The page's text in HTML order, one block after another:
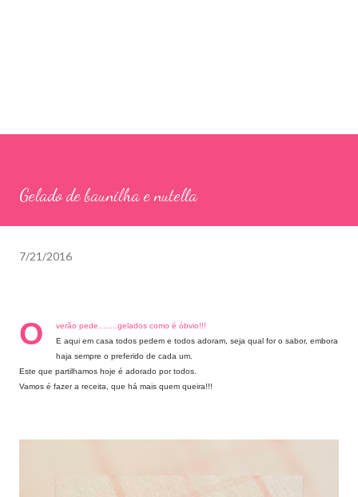
Gelado de baunilha e nutella
7/21/2016
O
verão pede........gelados como é óbvio!!!
E aqui em casa todos pedem e todos adoram, seja qual for o sabor, embora
haja sempre o preferido de cada um.
Este que partilhamos hoje é adorado por todos.
Vamos é fazer a receita, que há mais quem queira!!!